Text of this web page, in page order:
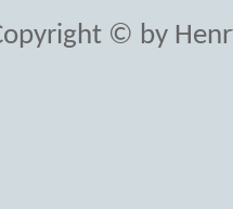
© by